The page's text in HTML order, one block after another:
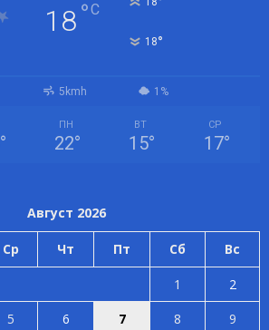
18°C
18°
5kmh 1%
°
ПН
22°
ВТ
15°
СР
17°
Август 2026
Ср Чт Пт Сб Вс
1
2
5 6 7 8
9